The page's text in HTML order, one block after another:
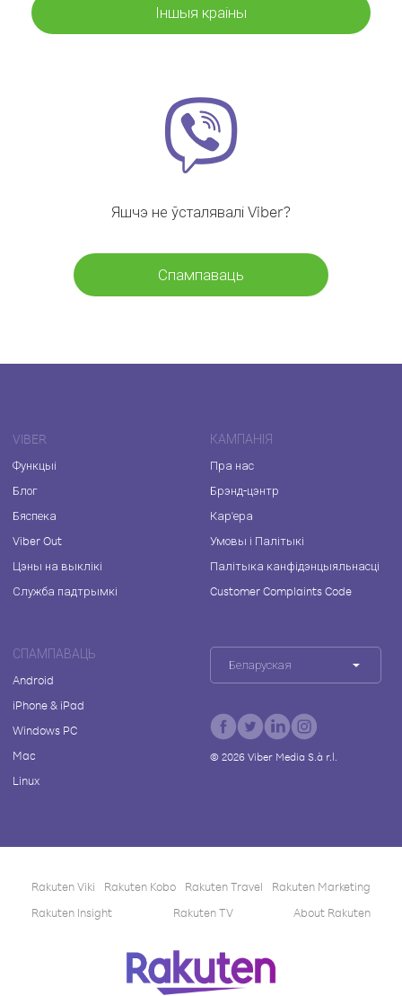
Іншыя краіны
Яшчэ не ўсталявалі Viber?
Спампаваць
VIBER
Функцыі
Блог
Бяспека
Viber Out
Цэны на выклікі
Служба падтрымкі
КАМПАНІЯ
Пра нас
Брэнд-цэнтр
Кар'ера
Умовы і Палітыкі
Палітыка канфідэнцыяльнасці
Customer Complaints Code
СПАМПАВАЦЬ
Android
iPhone & iPad
Windows PC
Mac
Linux
Беларуская
© 2026Viber Media S.à r.l.
Rakuten Viki Rakuten Kobo Rakuten Travel
Rakuten Marketing
Rakuten Insight
Rakuten TV About Rakuten